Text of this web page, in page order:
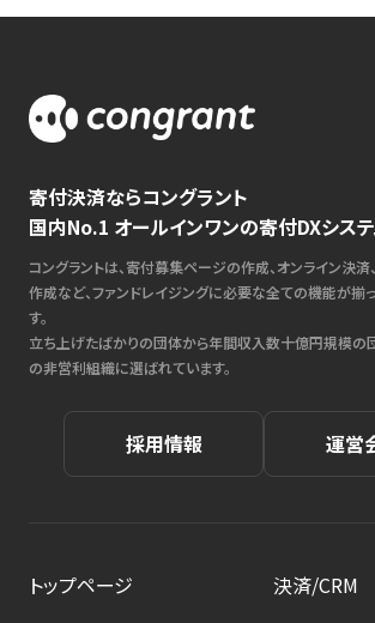
寄付決済ならコングラント
国内No.1 オールインワンの寄付DXシス
コングラントは、寄付募集ページの作成、オンライン決
作成など、ファンドレイジングに必要な全ての機能が揃
す。
立ち上げたばかりの団体から年間収入数十億円規模の
の非営利組織に選ばれています。
採用情報 運営
トップページ
決済/CRM